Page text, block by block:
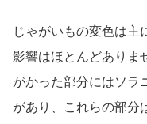
じゃがいもの変色は主
影響はほとんどありま
がかった部分にはソラ
があり、これらの部分